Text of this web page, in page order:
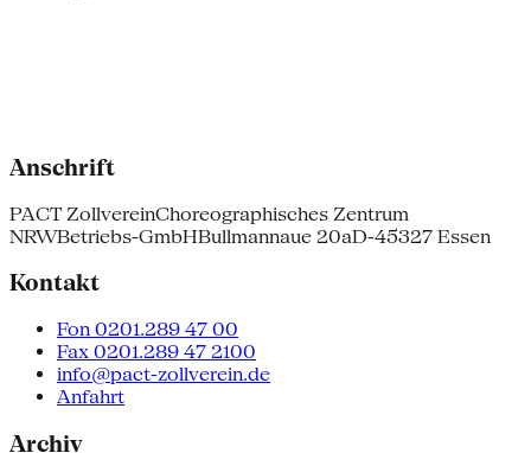
Anschrift
PACT ZollvereinChoreographisches Zentrum
NRWBetriebs-GmbHBullmannaue 20aD-45327 Essen
Kontakt
Fon 0201.289 47 00
Fax 0201.289 47 2100
info@pact-zollverein.de
Anfahrt
Archiv